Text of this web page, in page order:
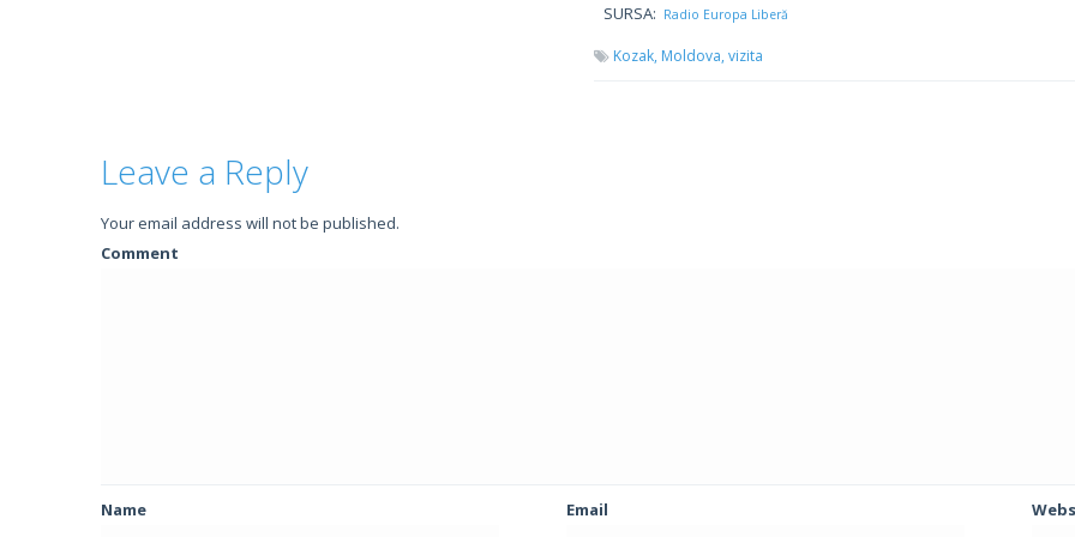
SURSA: Radio Europa Liberă
Kozak, Moldova, vizita
Leave a Reply
Your email address will not be published.
Comment
Name Email